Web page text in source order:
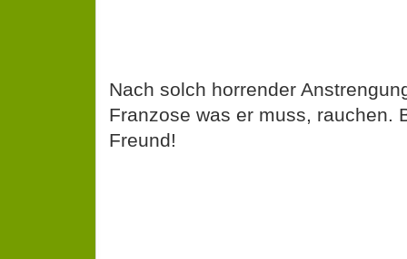
Nach solch horrender
Franzose was er muss, rauchen.
Freund!